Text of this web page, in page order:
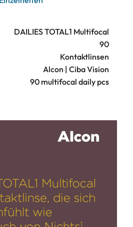
DAILIES TOTAL1 Multifocal
90
Kontaktlinsen
Alcon | Ciba Vision
90 multifocal daily pcs